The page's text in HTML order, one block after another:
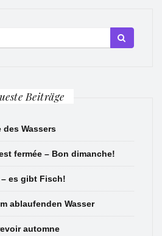
Beiträge
des Wassers
fermée – Bon dimanche!
es gibt Fisch!
ablaufenden Wasser
automne